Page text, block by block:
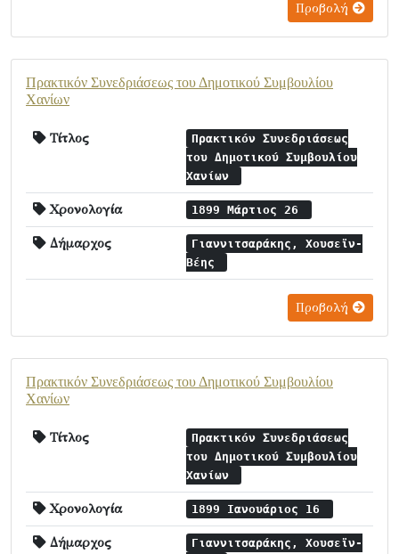
Προβολή
Πρακτικόν Συνεδριάσεως του Δημοτικού Συμβουλίου
Χανίων
Τίτλος
Πρακτικόν Συνεδριάσεως
του Δημοτικού Συμβουλίου
Χανίων
Χρονολογία 1899 Μάρτιος 26
Δήμαρχος
Γιαννιτσαράκης, Χουσεϊν-
Βέης
Προβολή
Πρακτικόν Συνεδριάσεως του Δημοτικού Συμβουλίου
Χανίων
Τίτλος
Πρακτικόν Συνεδριάσεως
του Δημοτικού Συμβουλίου
Χανίων
Χρονολογία 1899 Ιανουάριος 16
Δήμαρχος
Γιαννιτσαράκης, Χουσεϊν-